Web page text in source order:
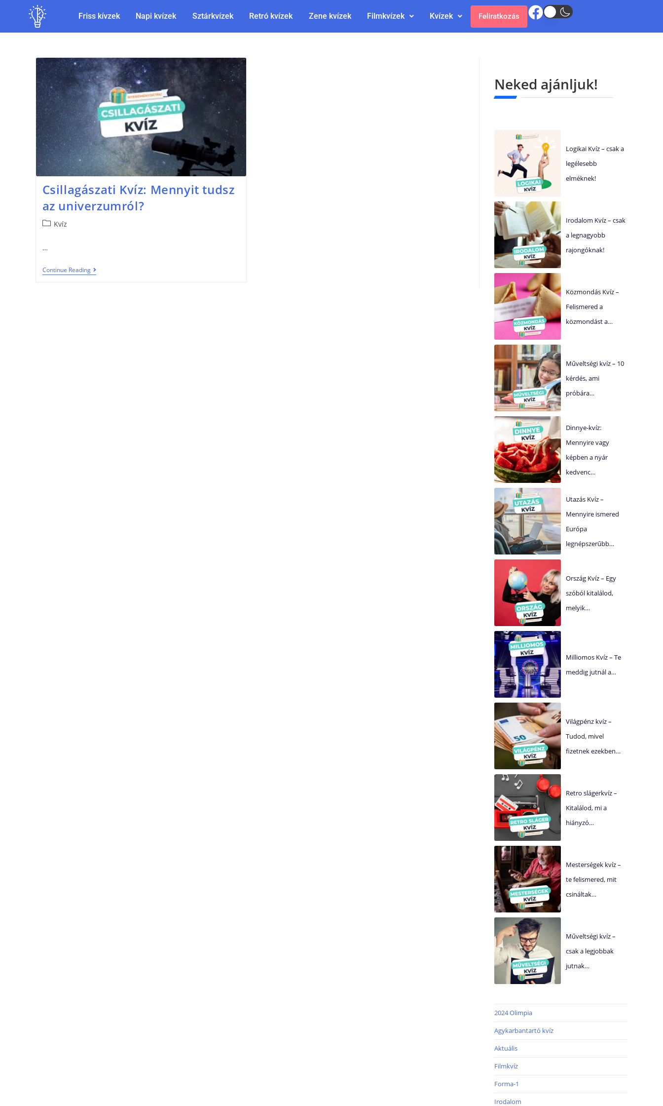
Friss kívzek Napi kvízek Sztárkvízek Retró kvízek Zene kvízek Filmkvízek Kvízek Feliratkozás
Csillagászati Kvíz: Mennyit tudsz
az univerzumról?
Kvíz
…
Continue Reading
Neked ajánljuk!
Logikai Kvíz – csak a
legélesebb
elméknek!
Irodalom Kvíz – csak
a legnagyobb
rajongóknak!
Közmondás Kvíz –
Felismered a
közmondást a…
Műveltségi kvíz – 10
kérdés, ami
próbára…
Dinnye-kvíz:
Mennyire vagy
képben a nyár
kedvenc…
Utazás Kvíz –
Mennyire ismered
Európa
legnépszerűbb…
Ország Kvíz – Egy
szóból kitalálod,
melyik…
Milliomos Kvíz – Te
meddig jutnál a…
Világpénz kvíz –
Tudod, mivel
fizetnek ezekben…
Retro slágerkvíz –
Kitalálod, mi a
hiányzó…
Mesterségek kvíz –
te felismered, mit
csináltak…
Műveltségi kvíz –
csak a legjobbak
jutnak…
2024 Olimpia
Agykarbantartó kvíz
Aktuális
Filmkvíz
Forma-1
Irodalom